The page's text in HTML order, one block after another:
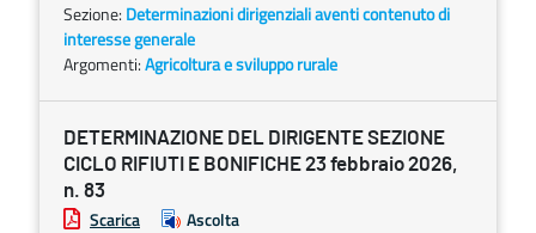
Sezione: Determinazioni dirigenziali aventi contenuto di
interesse generale
Argomenti:Agricoltura e sviluppo rurale
DETERMINAZIONE DEL DIRIGENTE SEZIONE
CICLO RIFIUTI E BONIFICHE 23 febbraio 2026,
n. 83
Scarica Ascolta